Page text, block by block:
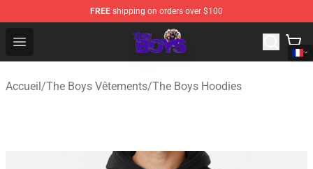
FREE shipping on orders over $100
Open menu
The Boys Store - Official The Boys Merchandise Shop
Accueil/The Boys Vêtements/The Boys Hoodies